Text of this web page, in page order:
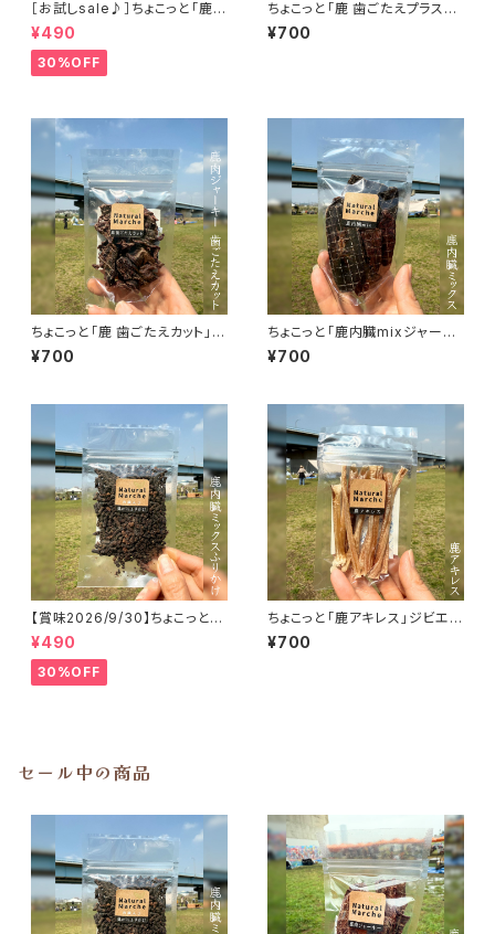
［お試しsale♪］ちょこっと「鹿肉
ジャーキー」ジビエ鹿 おやつ
¥490
30%OFF
ちょこっと「鹿 歯ごたえプラス」
ジビエ鹿 おやつ
¥700
ちょこっと「鹿 歯ごたえカット」ジ
ビエ鹿 おやつ
¥700
ちょこっと「鹿内臓mixジャーキ
ー」ジビエ鹿 おやつ
¥700
【賞味2026/9/30】ちょこっと
「鹿内臓mixふりかけ」ジビエ鹿
おやつ
¥490
30%OFF
ちょこっと「鹿アキレス」ジビエ鹿
おやつ
¥700
セール中の商品